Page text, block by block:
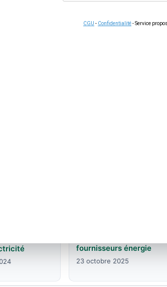
fournisseurs énergie
23 octobre 2025